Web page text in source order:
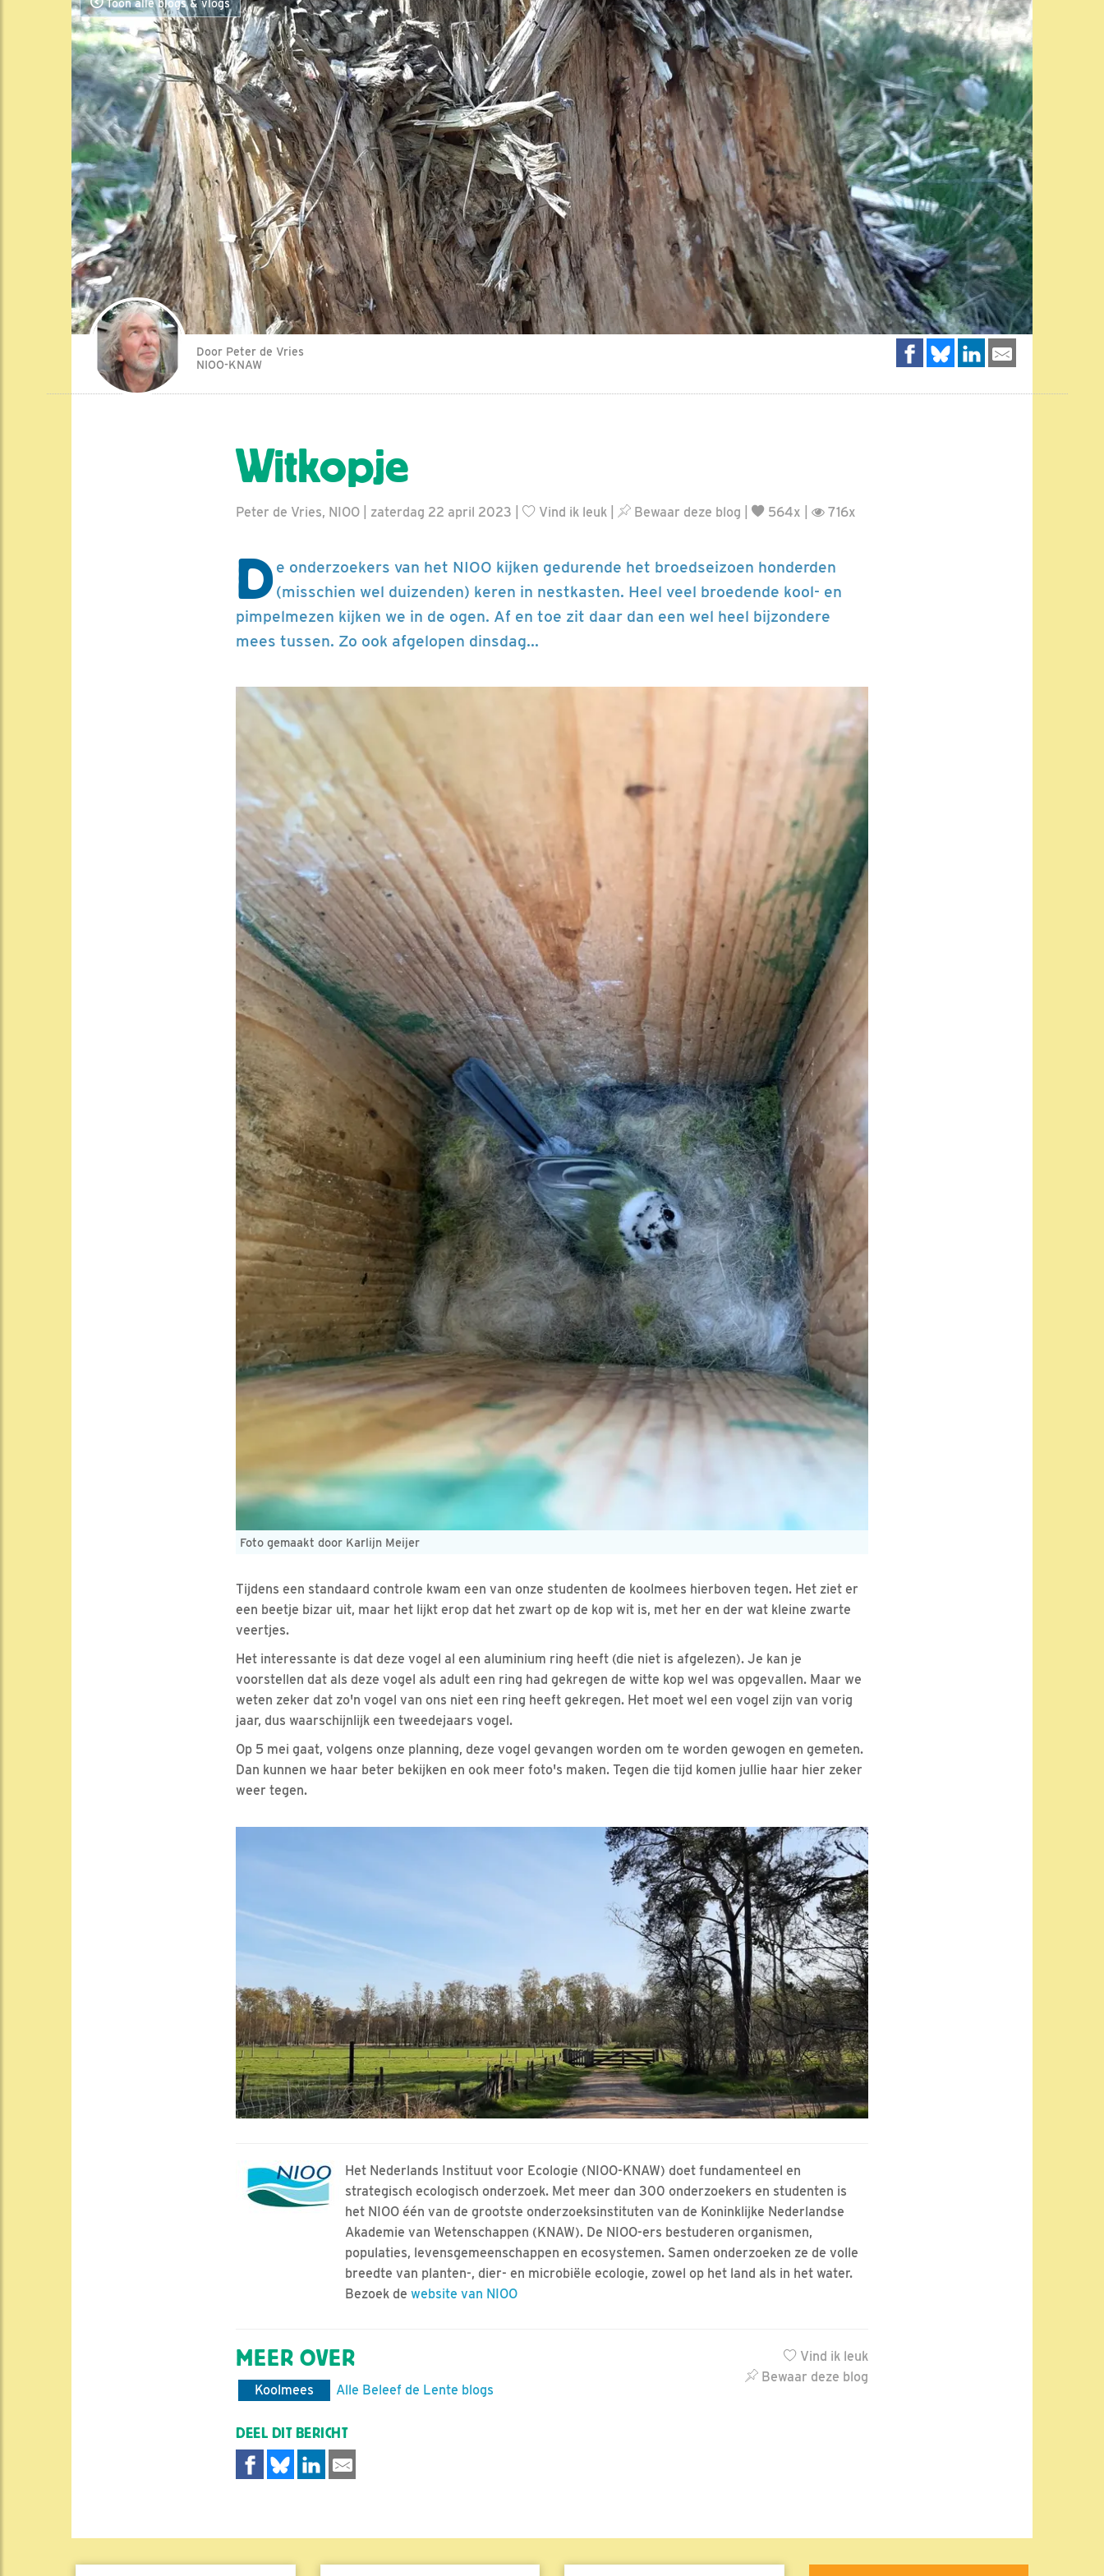
Toon alle blogs & vlogs
Door Peter de Vries
NIOO-KNAW
Witkopje
Peter de Vries, NIOO | zaterdag 22 april 2023 | Vind ik leuk Bewaar deze blog 564x | 716x
De onderzoekers van het NIOO kijken gedurende het broedseizoen honderden
(misschien wel duizenden) keren in nestkasten. Heel veel broedende kool- en
pimpelmezen kijken we in de ogen. Af en toe zit daar dan een wel heel bijzondere
mees tussen. Zo ook afgelopen dinsdag...
Foto gemaakt door Karlijn Meijer
Tijdens een standaard controle kwam een van onze studenten de koolmees hierboven tegen. Het ziet er
een beetje bizar uit, maar het lijkt erop dat het zwart op de kop wit is, met her en der wat kleine zwarte
veertjes.
Het interessante is dat deze vogel al een aluminium ring heeft (die niet is afgelezen). Je kan je
voorstellen dat als deze vogel als adult een ring had gekregen de witte kop wel was opgevallen. Maar we
weten zeker dat zo'n vogel van ons niet een ring heeft gekregen. Het moet wel een vogel zijn van vorig
jaar, dus waarschijnlijk een tweedejaars vogel.
Op 5 mei gaat, volgens onze planning, deze vogel gevangen worden om te worden gewogen en gemeten.
Dan kunnen we haar beter bekijken en ook meer foto's maken. Tegen die tijd komen jullie haar hier zeker
weer tegen.
Het Nederlands Instituut voor Ecologie (NIOO-KNAW) doet fundamenteel en
strategisch ecologisch onderzoek. Met meer dan 300 onderzoekers en studenten is
het NIOO één van de grootste onderzoeksinstituten van de Koninklijke Nederlandse
Akademie van Wetenschappen (KNAW). De NIOO-ers bestuderen organismen,
populaties, levensgemeenschappen en ecosystemen. Samen onderzoeken ze de volle
breedte van planten-, dier- en microbiële ecologie, zowel op het land als in het water.
Bezoek dewebsite van NIOO
Vind ik leuk
Bewaar deze blog
MEER OVER
Koolmees Alle Beleef de Lente blogs
DEEL DIT BERICHT